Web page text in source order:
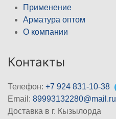
Применение
Арматура оптом
О компании
Контакты
Телефон: +7 924 831-10-38
Email: 89993132280@mail.ru
Доставка в г. Кызылорда